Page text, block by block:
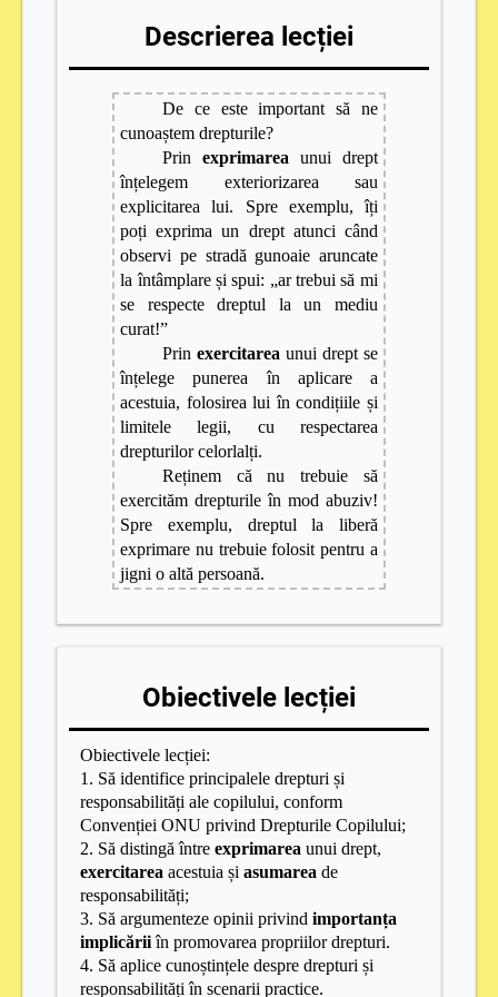
Descrierea lecției
De ce este important să ne
cunoaștem drepturile?
Prin exprimarea unui drept
înțelegem exteriorizarea sau
explicitarea lui. Spre exemplu, îți
poți exprima un drept atunci când
observi pe stradă gunoaie aruncate
la întâmplare și spui: „ar trebui să mi
se respecte dreptul la un mediu
curat!”
Prin exercitarea unui drept se
înțelege punerea în aplicare a
acestuia, folosirea lui în condițiile și
limitele legii, cu respectarea
drepturilor celorlalți.
Reținem că nu trebuie să
exercităm drepturile în mod abuziv!
Spre exemplu, dreptul la liberă
exprimare nu trebuie folosit pentru a
jigni o altă persoană.
Obiectivele lecției
Obiectivele lecției:
1. Să identifice principalele drepturi și
responsabilități ale copilului, conform
Convenției ONU privind Drepturile Copilului;
2. Să distingă între exprimarea unui drept,
exercitarea acestuia și asumarea de
responsabilități;
3. Să argumenteze opinii privind importanța
implicăriiîn promovarea propriilor drepturi.
4. Să aplice cunoștințele despre drepturi și
responsabilități în scenarii practice.